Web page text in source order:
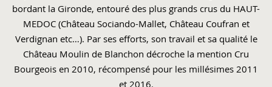
bordant la Gironde, entouré des plus grands crus du HAUT-
MEDOC (Château Sociando-Mallet, Château Coufran et
Verdignan etc…). Par ses efforts, son travail et sa qualité le
Château Moulin de Blanchon décroche la mention Cru
Bourgeois en 2010, récompensé pour les millésimes 2011
et 2016.